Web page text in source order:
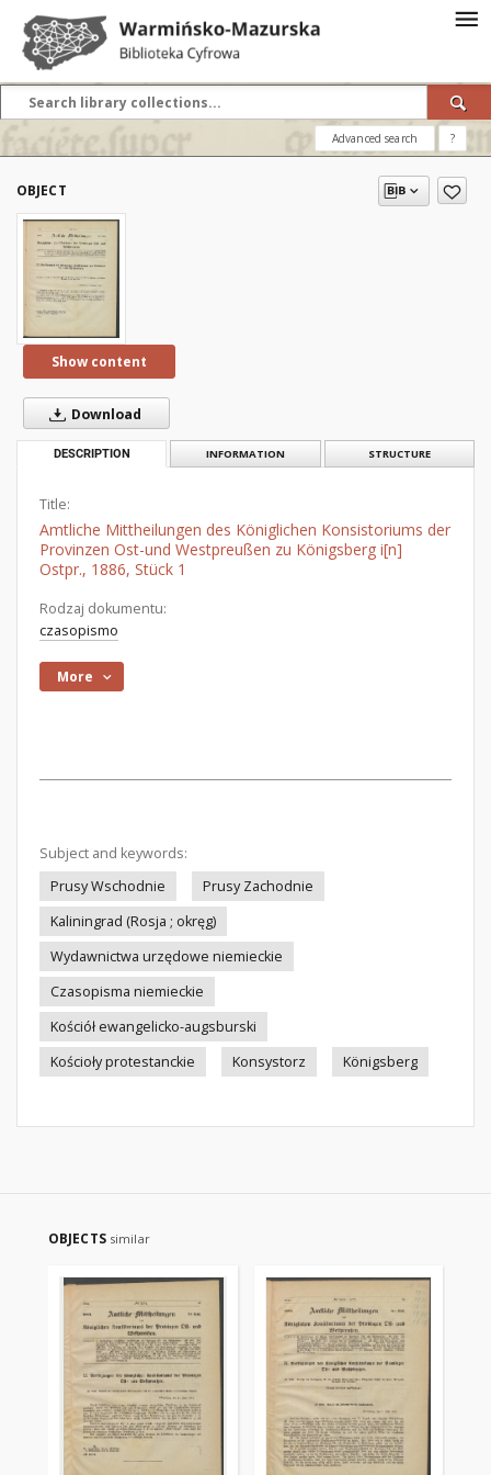
Advanced search ?
OBJECT
Show content
Download
DESCRIPTION INFORMATION STRUCTURE
Title:
Amtliche Mittheilungen des Königlichen Konsistoriums der
Provinzen Ost-und Westpreußen zu Königsberg i[n]
Ostpr., 1886, Stück 1
Rodzaj dokumentu:
czasopismo
More
Subject and keywords:
Prusy Wschodnie
Prusy Zachodnie
Kaliningrad (Rosja ; okręg)
Wydawnictwa urzędowe niemieckie
Czasopisma niemieckie
Kościół ewangelicko-augsburski
Kościoły protestanckie
Konsystorz Königsberg
OBJECTS similar